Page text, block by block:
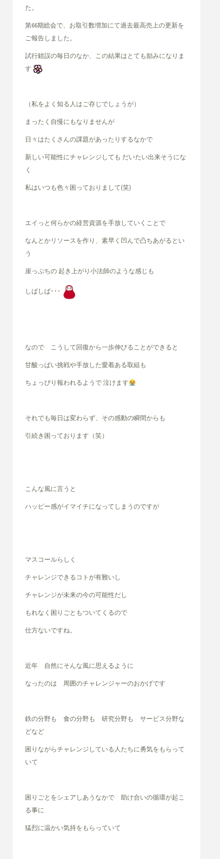
た。
第66期総会で、お取引数増加にて過去最高売上の更新を
ご報告しました。
試行錯誤の毎日のなか、この結果はとても励みになりま
す
（私をよく知る人はご存じでしょうが）
まったく自慢にもなりませんが
日々はたくさんの課題があったりするなかで
新しい可能性にチャレンジしても だいたい出来そうにな
く
私はいつも色々困っておりまして(笑)
エイっと何らかの経営資源を手放していくことで
なんとかリソースを作り、素早く凹んで凸ちあがるとい
う
崖っぷちの 起き上がり小法師のような感じも
しばしば･･･
なので こうして回復から一歩伸びることができると
甘酸っぱい挑戦や手放した愛着ある取組も
ちょっぴり報われるようで 泣けます
それでも毎日は変わらず、その感動の瞬間からも
引続き困っております（笑）
こんな風に言うと
ハッピー感がイマイチになってしまうのですが
マスコールらしく
チャレンジできるコトが有難いし
チャレンジが未来の今の可能性だし
もれなく困りごともついてくるので
仕方ないですね。
近年 自然にそんな風に思えるように
なったのは 周囲のチャレンジャーのおかげです
鉄の分野も 食の分野も 研究分野も サービス分野な
どなど
困りながらチャレンジしている人たちに勇気をもらって
いて
困りごとをシェアしあうなかで 助け合いの循環が起こ
る事に
猛烈に温かい気持をもらっていて